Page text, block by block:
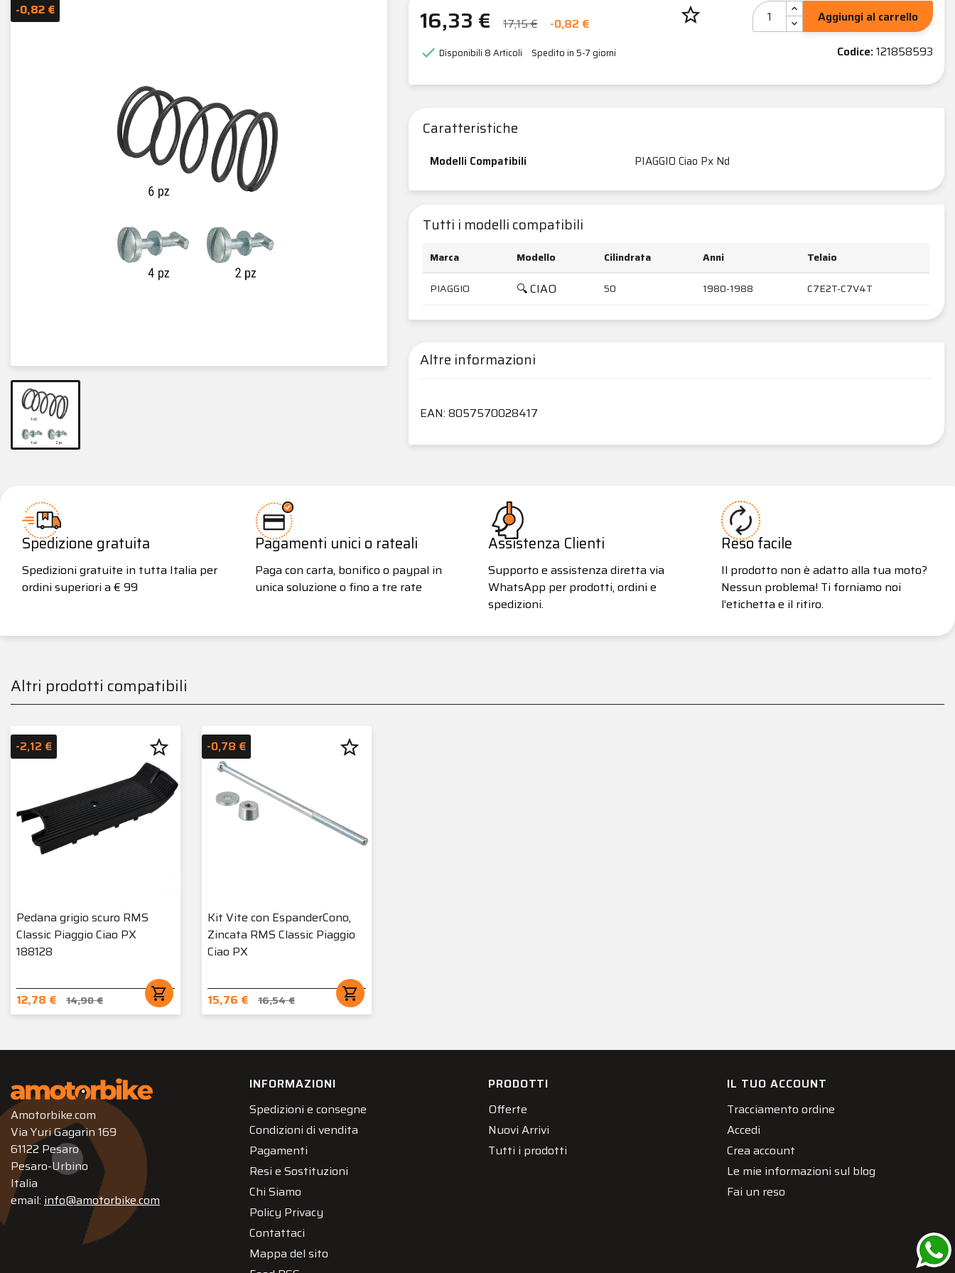
-0,82 € 16,33 € 17,15 € -0,82 €
 Disponibili 8 Articoli Spedito in 5-7 giorni
star_border
Aggiungi al carrello
Codice:121858593
Caratteristiche
Modelli Compatibili PIAGGIO Ciao Px Nd
Tutti i modelli compatibili
Marca Modello Cilindrata Anni
Telaio
PIAGGIO
🔍 CIAO 50 1980-1988 C7E2T-C7V4T
Altre informazioni
EAN: 8057570028417
Spedizione gratuita
Spedizioni gratuite in tutta Italia per
ordini superiori a € 99
Pagamenti unici o rateali
Paga con carta, bonifico o paypal in
unica soluzione o fino a tre rate
Assistenza Clienti
Supporto e assistenza diretta via
WhatsApp per prodotti, ordini e
spedizioni.
Reso facile
Il prodotto non è adatto alla tua moto?
Nessun problema! Ti forniamo noi
l’etichetta e il ritiro.
Altri prodotti compatibili
Pedana grigio scuro RMS
Classic Piaggio Ciao PX
188128
12,78 € 14,90 € shopping_cart
-2,12 € star_border
Kit Vite con EspanderCono,
Zincata RMS Classic Piaggio
Ciao PX
15,76 € 16,54 € shopping_cart
-0,78 € star_border
Amotorbike.com
Via Yuri Gagarin 169
61122 Pesaro
Pesaro-Urbino
Italia
email: info@amotorbike.com
INFORMAZIONI
Spedizioni e consegne
Condizioni di vendita
Pagamenti
Resi e Sostituzioni
Chi Siamo
Policy Privacy
Contattaci
Mappa del sito
PRODOTTI
Offerte
Nuovi Arrivi
Tutti i prodotti
IL TUO ACCOUNT
Tracciamento ordine
Accedi
Crea account
Le mie informazioni sul blog
Fai un reso